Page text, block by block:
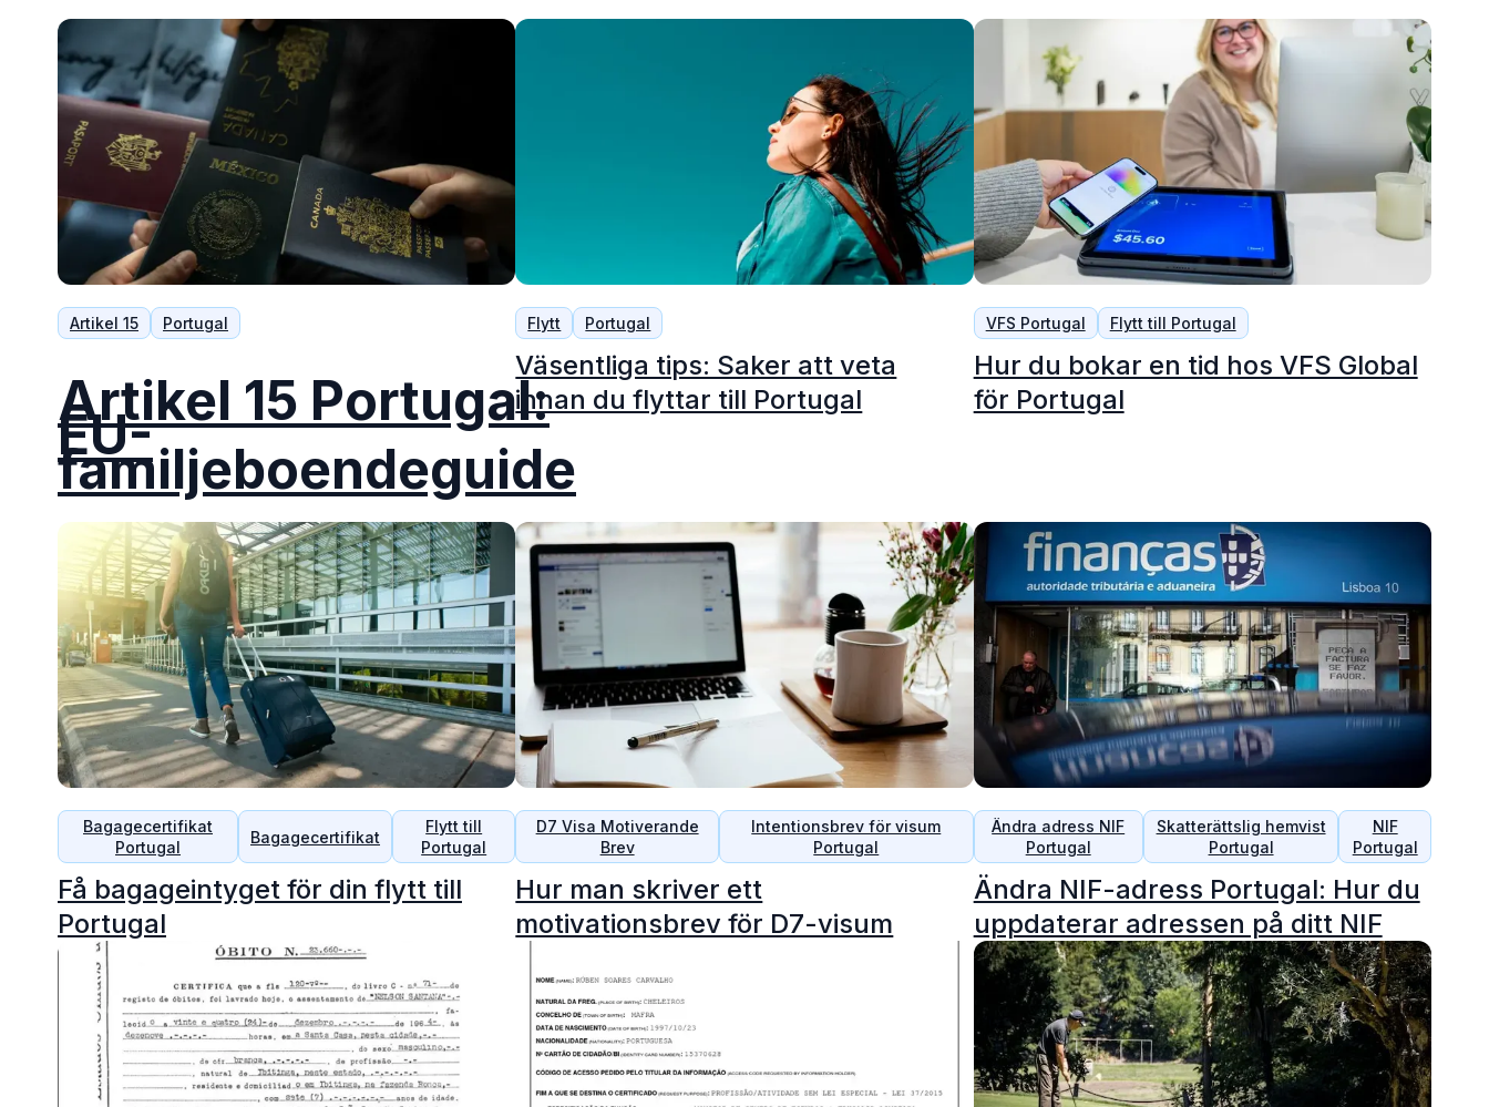
Artikel 15 Portugal
Artikel 15 Portugal:
EU-
familjeboendeguide
Flytt Portugal
Väsentliga tips: Saker att veta
innan du flyttar till Portugal
VFS Portugal Flytt till Portugal
Hur du bokar en tid hos VFS Global
för Portugal
Bagagecertifikat
Portugal
Bagagecertifikat
Flytt till
Portugal
Få bagageintyget för din flytt till
Portugal
D7 Visa Motiverande
Brev
Intentionsbrev för visum
Portugal
Hur man skriver ett
motivationsbrev för D7-visum
Ändra adress NIF
Portugal
Skatterättslig hemvist
Portugal
NIF
Portugal
Ändra NIF-adress Portugal: Hur du
uppdaterar adressen på ditt NIF